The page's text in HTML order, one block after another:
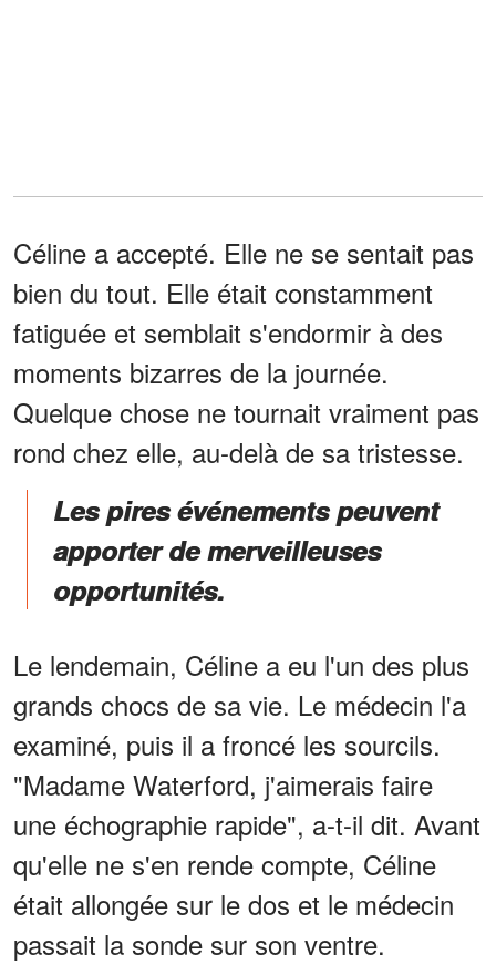
Céline a accepté. Elle ne se sentait pas
bien du tout. Elle était constamment
fatiguée et semblait s'endormir à des
moments bizarres de la journée.
Quelque chose ne tournait vraiment pas
rond chez elle, au-delà de sa tristesse.
Les pires événements peuvent
apporter de merveilleuses
opportunités.
Le lendemain, Céline a eu l'un des plus
grands chocs de sa vie. Le médecin l'a
examiné, puis il a froncé les sourcils.
"Madame Waterford, j'aimerais faire
une échographie rapide", a-t-il dit. Avant
qu'elle ne s'en rende compte, Céline
était allongée sur le dos et le médecin
passait la sonde sur son ventre.